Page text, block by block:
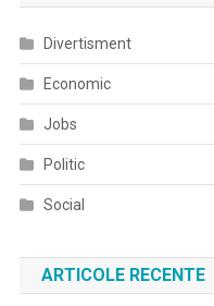
Divertisment
Economic
Jobs
Politic
Social
ARTICOLE RECENTE